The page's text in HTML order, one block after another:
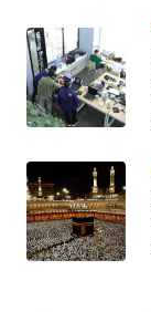
WN
RIAU
SERAMBI
WN
JAMBI